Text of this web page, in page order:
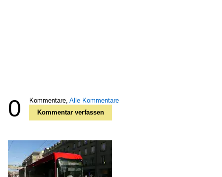
0 Kommentare, Alle Kommentare
Kommentar verfassen